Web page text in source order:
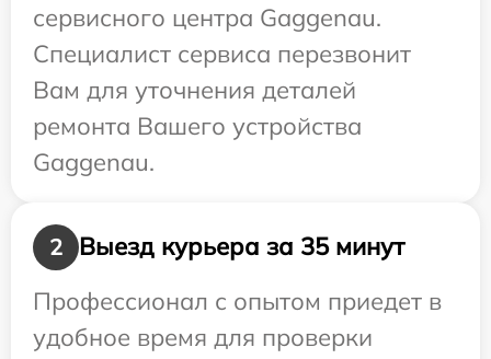
сервисного центра Gaggenau.
Специалист сервиса перезвонит
Вам для уточнения деталей
ремонта Вашего устройства
Gaggenau.
2
Выезд курьера за 35 минут
Профессионал с опытом приедет в
удобное время для проверки